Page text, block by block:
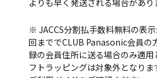
よりも早く発送される場合があり
※ JACCS分割払手数料無料の表
回まででCLUB Panasonic会員の
録の会員住所に送る場合のみ適
フトラッピングは対象外となり